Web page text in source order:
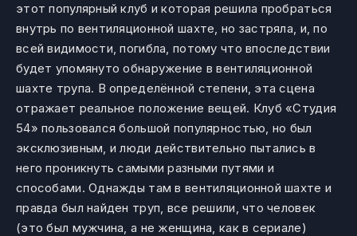
этот популярный клуб и которая решила пробраться
внутрь по вентиляционной шахте, но застряла, и, по
всей видимости, погибла, потому что впоследствии
будет упомянуто обнаружение в вентиляционной
шахте трупа. В определённой степени, эта сцена
отражает реальное положение вещей. Клуб «Студия
54» пользовался большой популярностью, но был
эксклюзивным, и люди действительно пытались в
него проникнуть самыми разными путями и
способами. Однажды там в вентиляционной шахте и
правда был найден труп, все решили, что человек
(это был мужчина, а не женщина, как в сериале)